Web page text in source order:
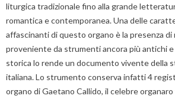
liturgica tradizionale fino alla grande
romantica e contemporanea. Una delle
affascinanti di questo organo è la presenza di
proveniente da strumenti ancora più antichi
storica lo rende un documento vivente della
italiana. Lo strumento conserva infatti 4
organo di Gaetano Callido, il celebre